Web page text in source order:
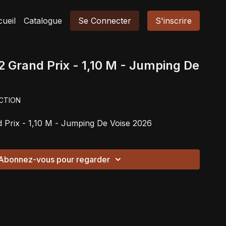
Catalogue Se Connecter S'inscrire
Grand Prix - 1,10 M - Jumping De
Prix - 1,10 M - Jumping De Voise 2026
vous pour regarder